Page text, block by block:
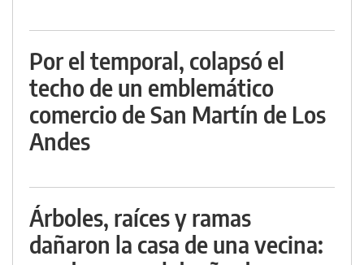
Por el temporal, colapsó el
techo de un emblemático
comercio de San Martín de Los
Andes
Árboles, raíces y ramas
dañaron la casa de una vecina: